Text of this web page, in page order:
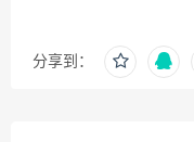
分享到：